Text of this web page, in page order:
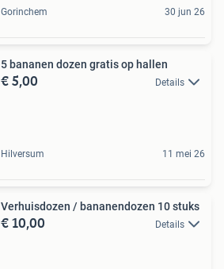
Gorinchem 30 jun 26
5 bananen dozen gratis op hallen
€ 5,00 Details
Hilversum 11 mei 26
Verhuisdozen / bananendozen 10 stuks
€ 10,00 Details